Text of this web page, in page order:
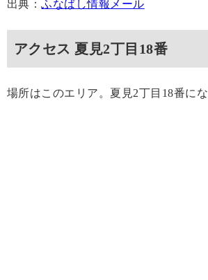
出典：ふなばし情報メール
アクセス 夏見2丁目18番
場所はこのエリア。夏見2丁目18番にな